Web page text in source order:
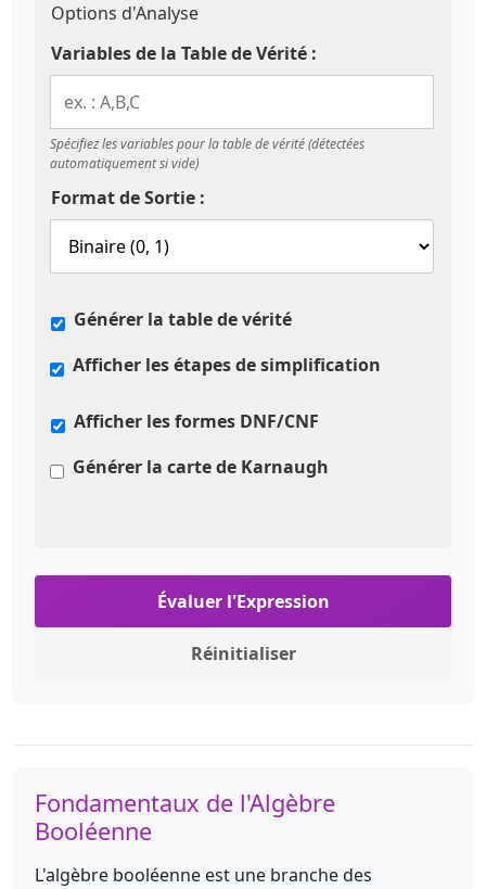
Options d'Analyse
Variables de la Table de Vérité :
Spécifiez les variables pour la table de vérité (détectées
automatiquement si vide)
Format de Sortie :
Générer la table de vérité
Afficher les étapes de simplification
Afficher les formes DNF/CNF
Générer la carte de Karnaugh
Évaluer l'Expression
Réinitialiser
Fondamentaux de l'Algèbre
Booléenne
L'algèbre booléenne est une branche des